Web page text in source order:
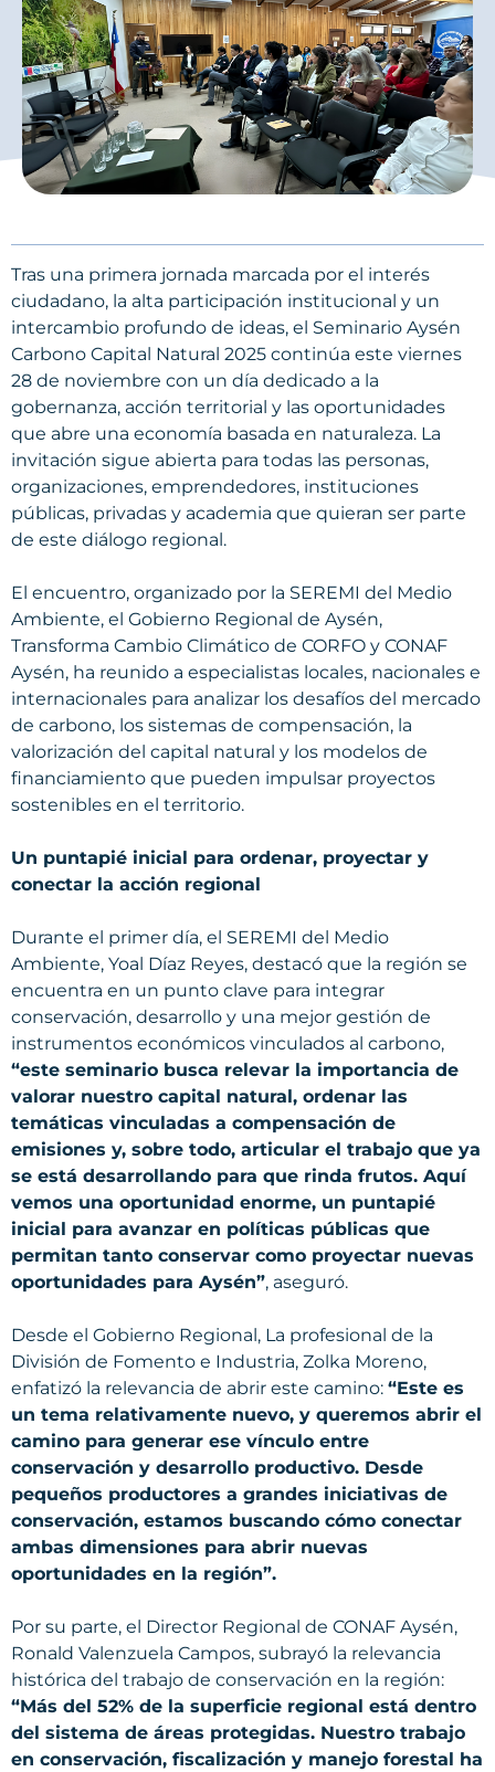
Tras una primera jornada marcada por el interés
ciudadano, la alta participación institucional y un
intercambio profundo de ideas, el Seminario Aysén
Carbono Capital Natural 2025 continúa este viernes
28 de noviembre con un día dedicado a la
gobernanza, acción territorial y las oportunidades
que abre una economía basada en naturaleza. La
invitación sigue abierta para todas las personas,
organizaciones, emprendedores, instituciones
públicas, privadas y academia que quieran ser parte
de este diálogo regional.
El encuentro, organizado por la SEREMI del Medio
Ambiente, el Gobierno Regional de Aysén,
Transforma Cambio Climático de CORFO y CONAF
Aysén, ha reunido a especialistas locales, nacionales e
internacionales para analizar los desafíos del mercado
de carbono, los sistemas de compensación, la
valorización del capital natural y los modelos de
financiamiento que pueden impulsar proyectos
sostenibles en el territorio.
Un puntapié inicial para ordenar, proyectar y
conectar la acción regional
Durante el primer día, el SEREMI del Medio
Ambiente, Yoal Díaz Reyes, destacó que la región se
encuentra en un punto clave para integrar
conservación, desarrollo y una mejor gestión de
instrumentos económicos vinculados al carbono,
“este seminario busca relevar la importancia de
valorar nuestro capital natural, ordenar las
temáticas vinculadas a compensación de
emisiones y, sobre todo, articular el trabajo que ya
se está desarrollando para que rinda frutos. Aquí
vemos una oportunidad enorme, un puntapié
inicial para avanzar en políticas públicas que
permitan tanto conservar como proyectar nuevas
oportunidades para Aysén”, aseguró.
Desde el Gobierno Regional, La profesional de la
División de Fomento e Industria, Zolka Moreno,
enfatizó la relevancia de abrir este camino: “Este es
un tema relativamente nuevo, y queremos abrir el
camino para generar ese vínculo entre
conservación y desarrollo productivo. Desde
pequeños productores a grandes iniciativas de
conservación, estamos buscando cómo conectar
ambas dimensiones para abrir nuevas
oportunidades en la región”.
Por su parte, el Director Regional de CONAF Aysén,
Ronald Valenzuela Campos, subrayó la relevancia
histórica del trabajo de conservación en la región:
“Más del 52% de la superficie regional está dentro
del sistema de áreas protegidas. Nuestro trabajo
en conservación, fiscalización y manejo forestal ha